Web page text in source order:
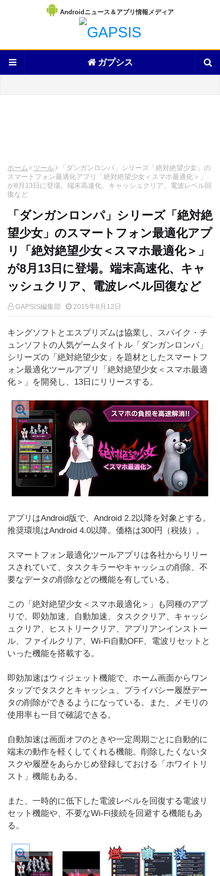
Androidニュース＆アプリ情報メディア
ガプシス
ホーム ツール
「ダンガンロンパ」シリーズ「絶対絶望少女」の
スマートフォン最適化アプリ「絶対絶望少女＜スマホ最適化＞」
が8月13日に登場。端末高速化、キャッシュクリア、電波レベル回
復など
「ダンガンロンパ」シリーズ「絶対絶
望少女」のスマートフォン最適化アプ
リ「絶対絶望少女＜スマホ最適化＞」
が8月13日に登場。端末高速化、キャ
ッシュクリア、電波レベル回復など
GAPSIS編集部 2015年8月12日
キングソフトとエスプリズムは協業し、スパイク・チ
ュンソフトの人気ゲームタイトル「ダンガンロンパ」
シリーズの「絶対絶望少女」を題材としたスマートフ
ォン最適化ツールアプリ「絶対絶望少女＜スマホ最適
化＞」を開発し、13日にリリースする。
アプリはAndroid版で、Android 2.2以降を対象とする。
推奨環境はAndroid 4.0以降。価格は300円（税抜）。
スマートフォン最適化ツールアプリは各社からリリー
スされていて、タスクキラーやキャッシュの削除、不
要なデータの削除などの機能を有している。
この「絶対絶望少女＜スマホ最適化＞」も同種のアプ
リで、即効加速、自動加速、タスククリア、キャッシ
ュクリア、ヒストリークリア、アプリアンインストー
ル、ファイルクリア、Wi-Fi自動OFF、電波リセットと
いった機能を搭載する。
即効加速はウィジェット機能で、ホーム画面からワン
タップでタスクとキャッシュ、プライバシー履歴デー
タの削除ができるようになっている。また、メモリの
使用率も一目で確認できる。
自動加速は画面オフのときや一定周期ごとに自動的に
端末の動作を軽くしてくれる機能。削除したくないタ
スクや履歴をあらかじめ登録しておける「ホワイトリ
スト」機能もある。
また、一時的に低下した電波レベルを回復する電波リ
セット機能や、不要なWi-Fi接続を回避する機能もあ
る。